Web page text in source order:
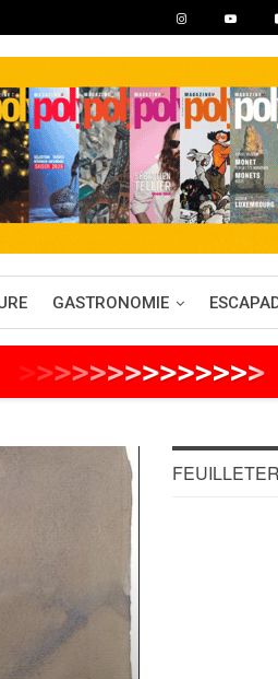
GASTRONOMIE
>>>>>>>> >>>>>